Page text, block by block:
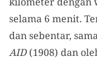
selama 6 menit.
dan sebentar,
AID(1908) dan